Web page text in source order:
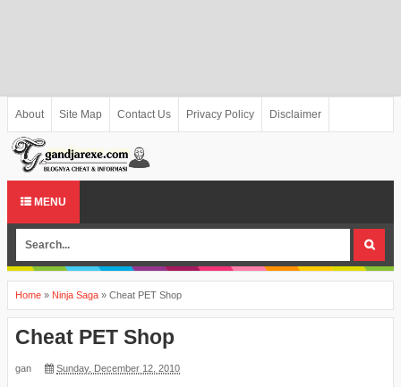
About Site Map Contact Us Privacy Policy Disclaimer
MENU
Home » Ninja Saga » Cheat PET Shop
Cheat PET Shop
gan Sunday, December 12, 2010